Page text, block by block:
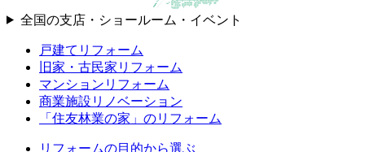
全国の支店・ショールーム・イベント
戸建てリフォーム
旧家・古民家リフォーム
マンションリフォーム
商業施設リノベーション
「住友林業の家」のリフォーム
リフォームの目的から選ぶ